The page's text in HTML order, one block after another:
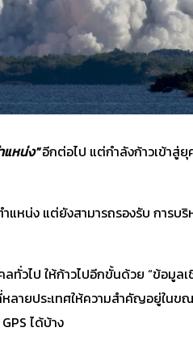
แหน่ง"อีกต่อไป แต่กำลังก้าวเข้าสู่ยุ
หน่ง แต่ยังสามารถรองรับ การบริ
วไป ให้ก้าวไปอีกขั้นด้วย “ข้อมูลเ
หลายประเทศให้ความสำคัญอยู่ในข
ได้บ้าง